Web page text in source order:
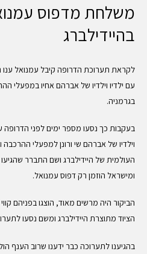
משלחת מדפוס
בהיידילברג
לקראת תערוכת הדרופה קיבל עמנואל ענו
עם ילדיו וילדיו של אברהם אחיו במפעלי
בגרמניה.
בעקבות כך נסעו מספר ימים לפני הדרופה
וילדיו של אברהם שי ורונן למפעלי
העולמית של היידילברג ושם התברר
ומישראל הוזמן רק דפוס עמנואל.
הביקור היה מרשים מאוד, הוצגו בפניהם
הציוד מתוצרת היידילברג ומשם נסעו
בהגיענו לתערוכה כבר ידענו שרוב הענף